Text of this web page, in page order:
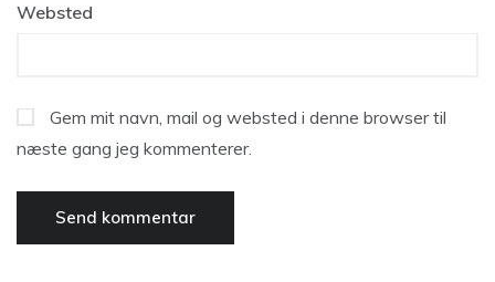
Websted
Gem mit navn, mail og websted i denne browser til
næste gang jeg kommenterer.